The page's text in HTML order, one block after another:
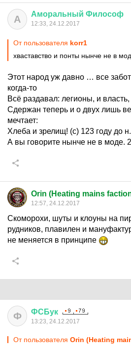
А Аморальный Философ
12:33, 24.12.2017
От пользователя korr1
хваставство и понты нынче не в
Этот народ уж давно … все
когда-то
Всё раздавал: легионы, и власть,
Сдержан теперь и о двух лишь
мечтает:
Хлеба и зрелищ! (c) 123 году до
А вы говорите нынче не в моде.
Orin (Heating mains
12:57, 24.12.2017
Скоморохи, шуты и клоуны на
рудников, плавилен и
не меняется в принципе
Ф ФСБук
13:23, 24.12.2017
От пользователя Orin (Heating